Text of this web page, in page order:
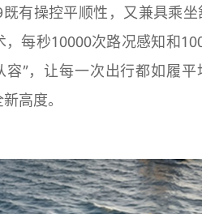
有操控平顺性，又兼具乘
每秒10000次路况感知和
”，让每一次出行都如履平
高度。